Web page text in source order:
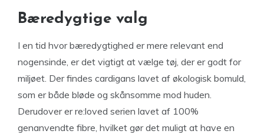
Bæredygtige valg
I en tid hvor bæredygtighed er mere relevant end
nogensinde, er det vigtigt at vælge tøj, der er godt for
miljøet. Der findes cardigans lavet af økologisk bomuld,
som er både bløde og skånsomme mod huden.
Derudover er re:loved serien lavet af 100%
genanvendte fibre, hvilket gør det muligt at have en